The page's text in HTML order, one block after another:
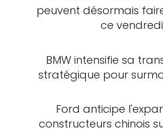
peuvent désormais
ce vendredi
BMW intensifie sa
stratégique pour
Ford anticipe
constructeurs chinois